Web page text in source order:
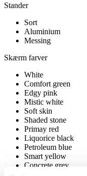
Stander
Sort
Aluminium
Messing
Skærm farver
White
Comfort green
Edgy pink
Mistic white
Soft skin
Shaded stone
Primay red
Liquorice black
Petroleum blue
Smart yellow
Concrete grey